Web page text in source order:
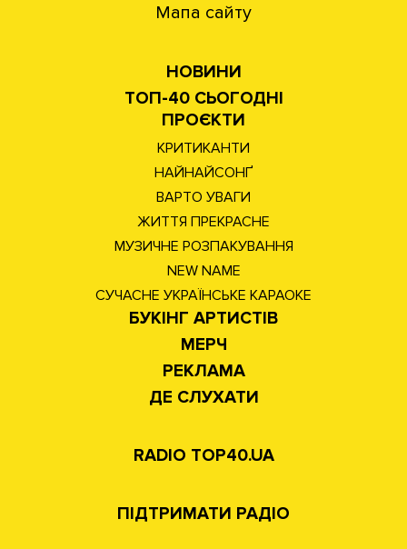
Мапа сайту
НОВИНИ
ТОП-40 СЬОГОДНІ
ПРОЄКТИ
КРИТИКАНТИ
НАЙНАЙСОНҐ
ВАРТО УВАГИ
ЖИТТЯ ПРЕКРАСНЕ
МУЗИЧНЕ РОЗПАКУВАННЯ
NEW NAME
СУЧАСНЕ УКРАЇНСЬКЕ КАРАОКЕ
БУКІНГ АРТИСТІВ
МЕРЧ
РЕКЛАМА
ДЕ СЛУХАТИ
RADIO TOP40.UA
ПІДТРИМАТИ РАДІО